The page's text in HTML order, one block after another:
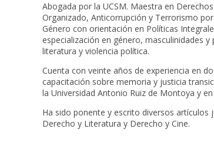
Abogada por la UCSM. Maestra en
Organizado, Anticorrupción y Terrorismo
Género con orientación en Políticas
especialización en género, masculinidades
literatura y violencia política.
Cuenta con veinte años de experiencia en
capacitación sobre memoria y justicia
la Universidad Antonio Ruiz de Montoya y
Ha sido ponente y escrito diversos
Derecho y Literatura y Derecho y Cine.